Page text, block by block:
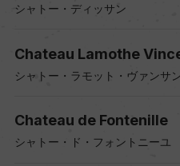
シャトー・ディッサン
Chateau Lamothe
シャトー・ラモット・ヴァンサ
Chateau de Fontenille
シャトー・ド・フォントニーユ